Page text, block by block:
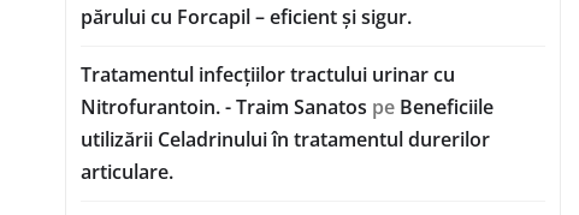
părului cu Forcapil – eficient și sigur.
Tratamentul infecțiilor tractului urinar cu
Nitrofurantoin. - Traim Sanatos pe Beneficiile
utilizării Celadrinului în tratamentul durerilor
articulare.